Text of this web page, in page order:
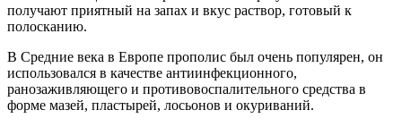
получают приятный на запах и вкус раствор, готовый к
полосканию.
В Средние века в Европе прополис был очень популярен, он
использовался в качестве антиинфекционного,
ранозаживляющего и противовоспалительного средства в
форме мазей, пластырей, лосьонов и окуриваний.